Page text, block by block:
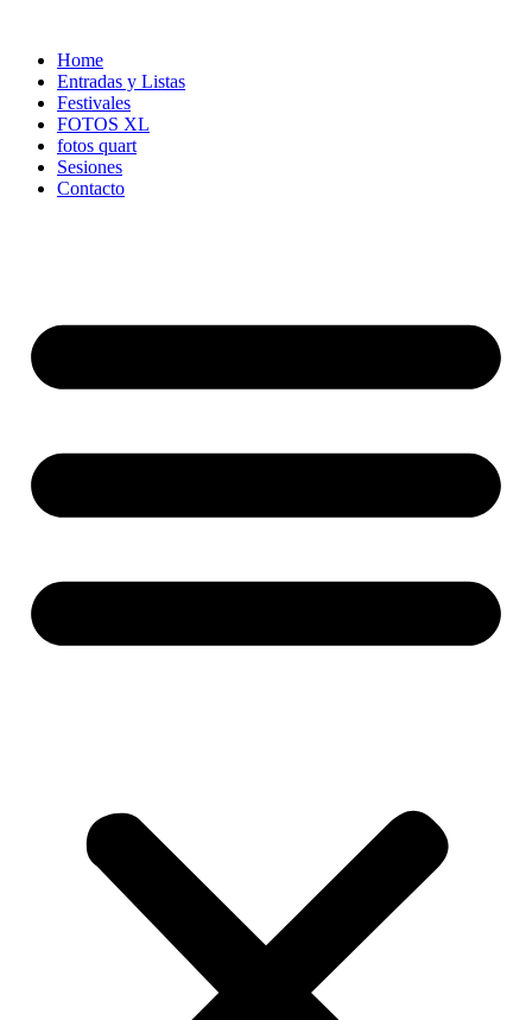
contenidoHome
Entradas y Listas
Festivales
FOTOS XL
fotos quart
Sesiones
Contacto